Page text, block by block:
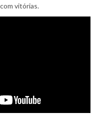
vitórias.